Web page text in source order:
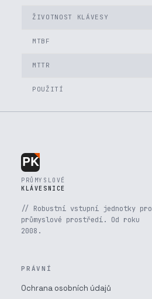
ŽIVOTNOST KLÁVESY
MTBF
MTTR
POUŽITÍ
PRŮMYSLOVÉ
KLÁVESNICE
// Robustní vstupní jednotky pro
průmyslové prostředí. Od roku
2008.
PRÁVNÍ
Ochrana osobních údajů